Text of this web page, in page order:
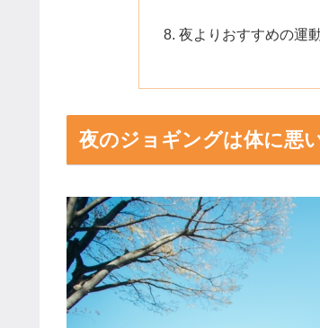
夜よりおすすめの運
夜のジョギングは体に悪